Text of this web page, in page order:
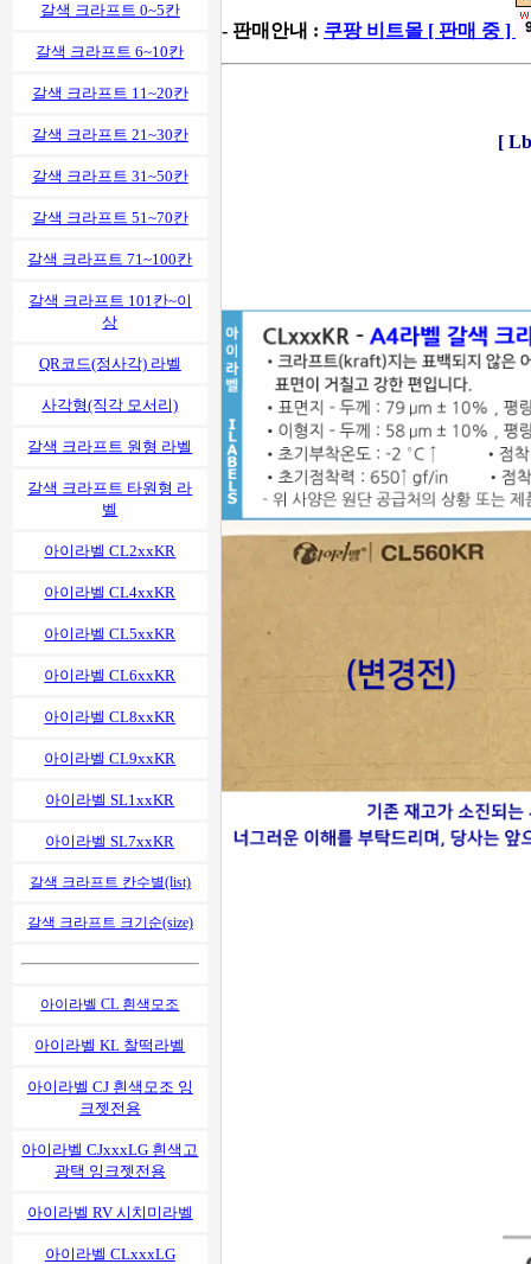
갈색 크라프트 0~5칸
갈색 크라프트 6~10칸
갈색 크라프트 11~20칸
갈색 크라프트 21~30칸
갈색 크라프트 31~50칸
갈색 크라프트 51~70칸
갈색 크라프트 71~100칸
갈색 크라프트 101칸~이
상
QR코드(정사각) 라벨
사각형(직각 모서리)
갈색 크라프트 원형 라벨
갈색 크라프트 타원형 라
벨
아이라벨 CL2xxKR
아이라벨 CL4xxKR
아이라벨 CL5xxKR
아이라벨 CL6xxKR
아이라벨 CL8xxKR
아이라벨 CL9xxKR
아이라벨 SL1xxKR
아이라벨 SL7xxKR
갈색 크라프트 칸수별(list)
갈색 크라프트 크기순(size)
아이라벨 CL 흰색모조
아이라벨 KL 찰떡라벨
아이라벨 CJ 흰색모조 잉
크젯전용
아이라벨 CJxxxLG 흰색고
광택 잉크젯전용
아이라벨 RV 시치미라벨
아이라벨 CLxxxLG
- 판매안내 : 쿠팡 비트몰 [ 판매 중 ]
[